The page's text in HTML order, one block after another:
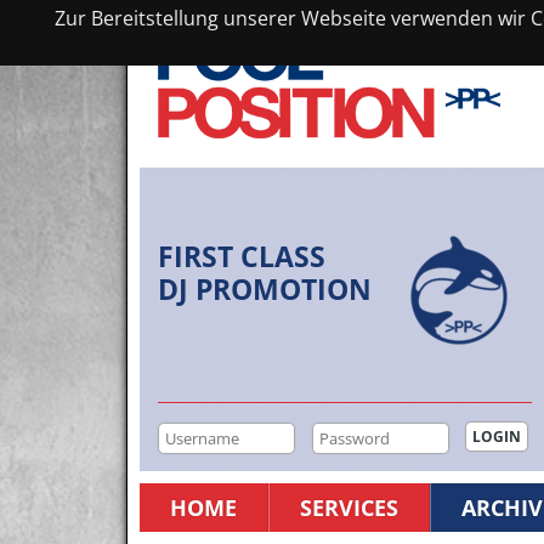
Zur Bereitstellung unserer Webseite verwenden wir
FIRST CLASS
DJ PROMOTION
HOME SERVICES ARCHIV